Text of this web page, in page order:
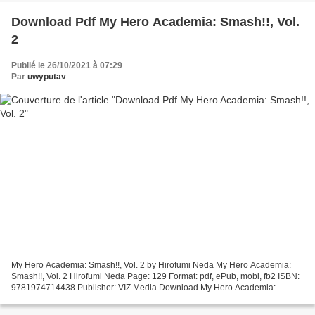
Download Pdf My Hero Academia: Smash!!, Vol.
2
Publié le 26/10/2021 à 07:29
Par uwyputav
My Hero Academia: Smash!!, Vol. 2 by Hirofumi Neda My Hero Academia:
Smash!!, Vol. 2 Hirofumi Neda Page: 129 Format: pdf, ePub, mobi, fb2 ISBN:
9781974714438 Publisher: VIZ Media Download My Hero Academia: